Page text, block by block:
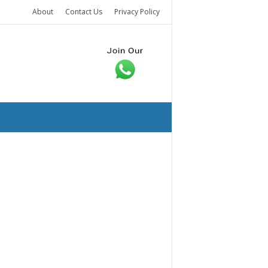
About Contact Us Privacy Policy